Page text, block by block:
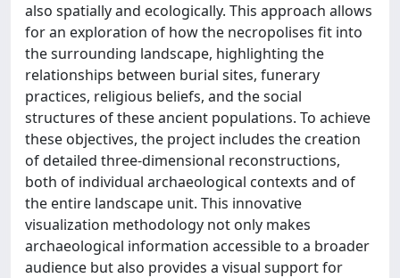
also spatially and ecologically. This approach allows
for an exploration of how the necropolises fit into
the surrounding landscape, highlighting the
relationships between burial sites, funerary
practices, religious beliefs, and the social
structures of these ancient populations. To achieve
these objectives, the project includes the creation
of detailed three-dimensional reconstructions,
both of individual archaeological contexts and of
the entire landscape unit. This innovative
visualization methodology not only makes
archaeological information accessible to a broader
audience but also provides a visual support for